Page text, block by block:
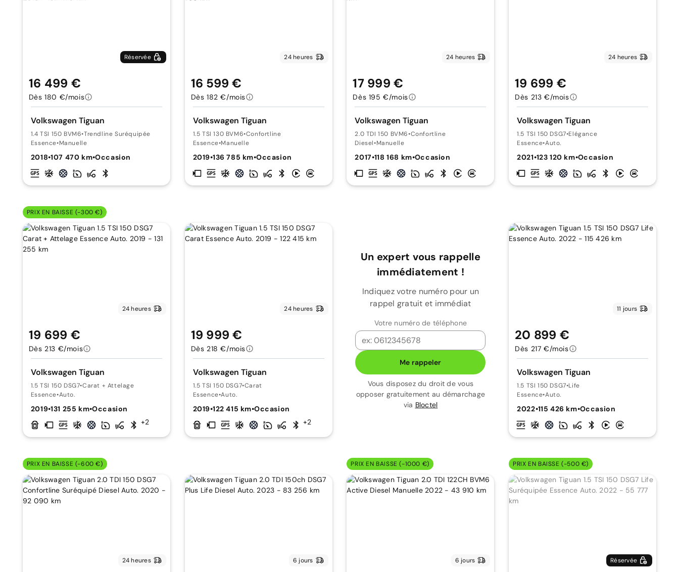
Réservée
Volkswagen Tiguan
1.4 TSI 150 BVM6•Trendline Suréquipée
Essence•Manuelle
2018•107 470 km•Occasion
16 499 €
Dès 180 €/mois
24 heures
Volkswagen Tiguan
1.5 TSI 130 BVM6•Confortline
Essence•Manuelle
2019•136 785 km•Occasion
16 599 €
Dès 182 €/mois
24 heures
Volkswagen Tiguan
2.0 TDI 150 BVM6•Confortline
Diesel•Manuelle
2017•118 168 km•Occasion
17 999 €
Dès 195 €/mois
24 heures
Volkswagen Tiguan
1.5 TSI 150 DSG7•Elégance
Essence•Auto.
2021•123 120 km•Occasion
19 699 €
Dès 213 €/mois
PRIX EN BAISSE (-300 €)
24 heures
Volkswagen Tiguan
1.5 TSI 150 DSG7•Carat + Attelage
Essence•Auto.
2019•131 255 km•Occasion
+2
19 699 €
Dès 213 €/mois
24 heures
Volkswagen Tiguan
1.5 TSI 150 DSG7•Carat
Essence•Auto.
2019•122 415 km•Occasion
+2
19 999 €
Dès 218 €/mois
Un expert vous rappelle
immédiatement !
Indiquez votre numéro pour un
rappel gratuit et immédiat
Votre numéro de téléphone
Me rappeler
Vous disposez du droit de vous
opposer gratuitement au démarchage
via Bloctel
11 jours
Volkswagen Tiguan
1.5 TSI 150 DSG7•Life
Essence•Auto.
2022•115 426 km•Occasion
20 899 €
Dès 217 €/mois
PRIX EN BAISSE (-600 €)
24 heures 6 jours
PRIX EN BAISSE (-1000 €)
6 jours
PRIX EN BAISSE (-500 €)
Réservée